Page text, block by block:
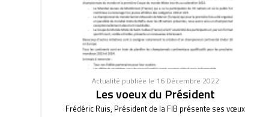
Actualité publiée le 16 Décembre 2022
Les voeux du Président
Frédéric Ruis, Président de la FIB présente ses vœux